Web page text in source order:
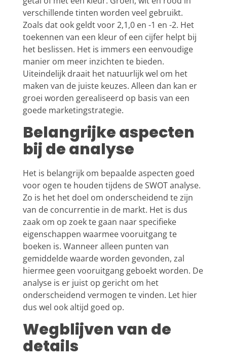
verschillende tinten worden veel gebruikt.
Zoals dat ook geldt voor 2,1,0 en -1 en -2. Het
toekennen van een kleur of een cijfer helpt bij
het beslissen. Het is immers een eenvoudige
manier om meer inzichten te bieden.
Uiteindelijk draait het natuurlijk wel om het
maken van de juiste keuzes. Alleen dan kan er
groei worden gerealiseerd op basis van een
goede marketingstrategie.
Belangrijke aspecten
bij de analyse
Het is belangrijk om bepaalde aspecten goed
voor ogen te houden tijdens de SWOT analyse.
Zo is het het doel om onderscheidend te zijn
van de concurrentie in de markt. Het is dus
zaak om op zoek te gaan naar specifieke
eigenschappen waarmee vooruitgang te
boeken is. Wanneer alleen punten van
gemiddelde waarde worden gevonden, zal
hiermee geen vooruitgang geboekt worden. De
analyse is er juist op gericht om het
onderscheidend vermogen te vinden. Let hier
dus wel ook altijd goed op.
Wegblijven van de
details